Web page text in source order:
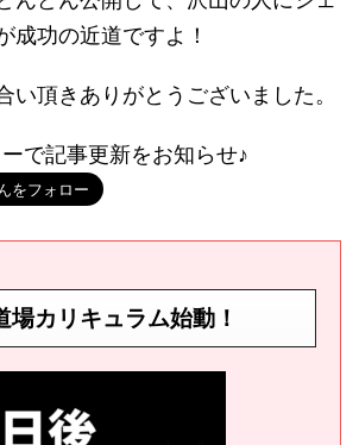
成功の近道ですよ！
い頂きありがとうございました。
で記事更新をお知らせ♪
場カリキュラム始動！